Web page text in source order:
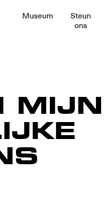
Museum
Steun
ons
MIJN